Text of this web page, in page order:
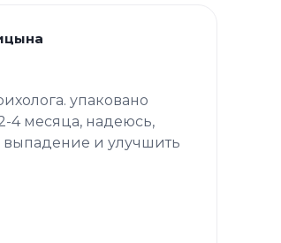
упаковано
4 месяца, надеюсь,
выпадение и улучшить